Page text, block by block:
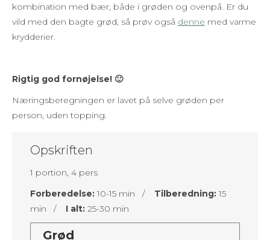
kombination med bær, både i grøden og ovenpå. Er du
vild med den bagte grød, så prøv også denne med varme
krydderier.
Rigtig god fornøjelse! 🙂
Næringsberegningen er lavet på selve grøden per
person, uden topping.
Opskriften
1 portion, 4 pers
Forberedelse:10-15 min / Tilberedning:15
min / I alt: 25-30 min
Grød